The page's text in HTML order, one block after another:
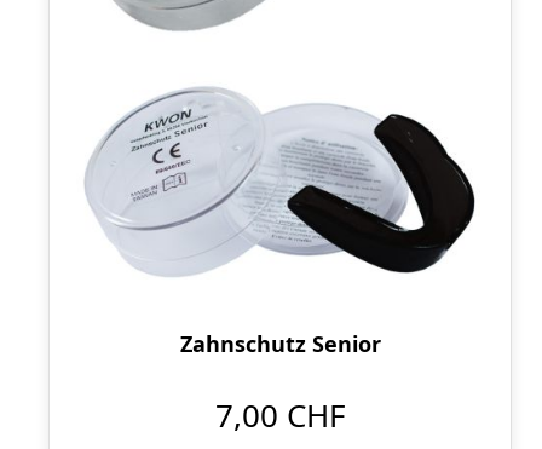
Zahnschutz Senior
7,00 CHF